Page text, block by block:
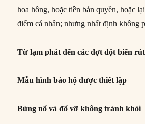
hoa hồng, hoặc tiền bản quyền, hoặc
điểm cá nhân; nhưng nhất định không
Từ lạm phát đến các đợt đột biến
Mẫu hình bảo hộ được thiết lập
Bùng nổ và đổ vỡ không tránh khỏi